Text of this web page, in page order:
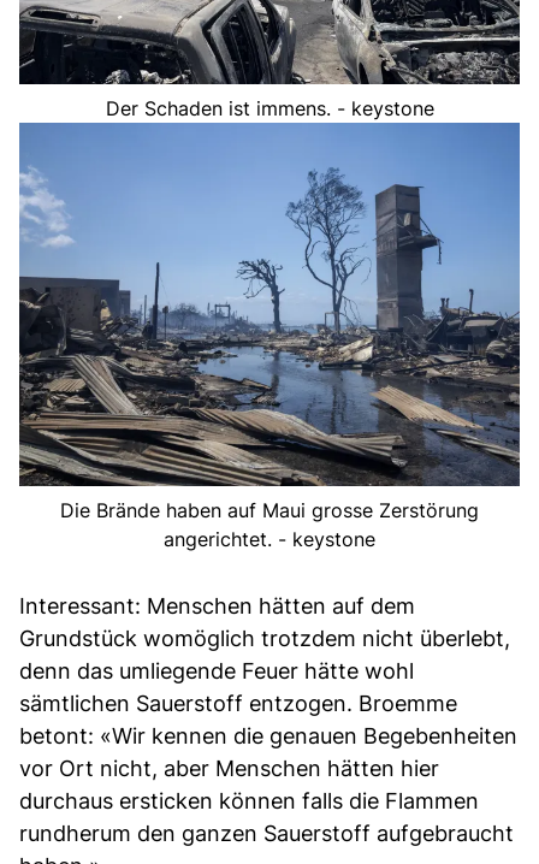
Der Schaden ist immens. - keystone
Die Brände haben auf Maui grosse Zerstörung
angerichtet. - keystone
Interessant: Menschen hätten auf dem
Grundstück womöglich trotzdem nicht überlebt,
denn das umliegende Feuer hätte wohl
sämtlichen Sauerstoff entzogen. Broemme
betont: «Wir kennen die genauen Begebenheiten
vor Ort nicht, aber Menschen hätten hier
durchaus ersticken können falls die Flammen
rundherum den ganzen Sauerstoff aufgebraucht